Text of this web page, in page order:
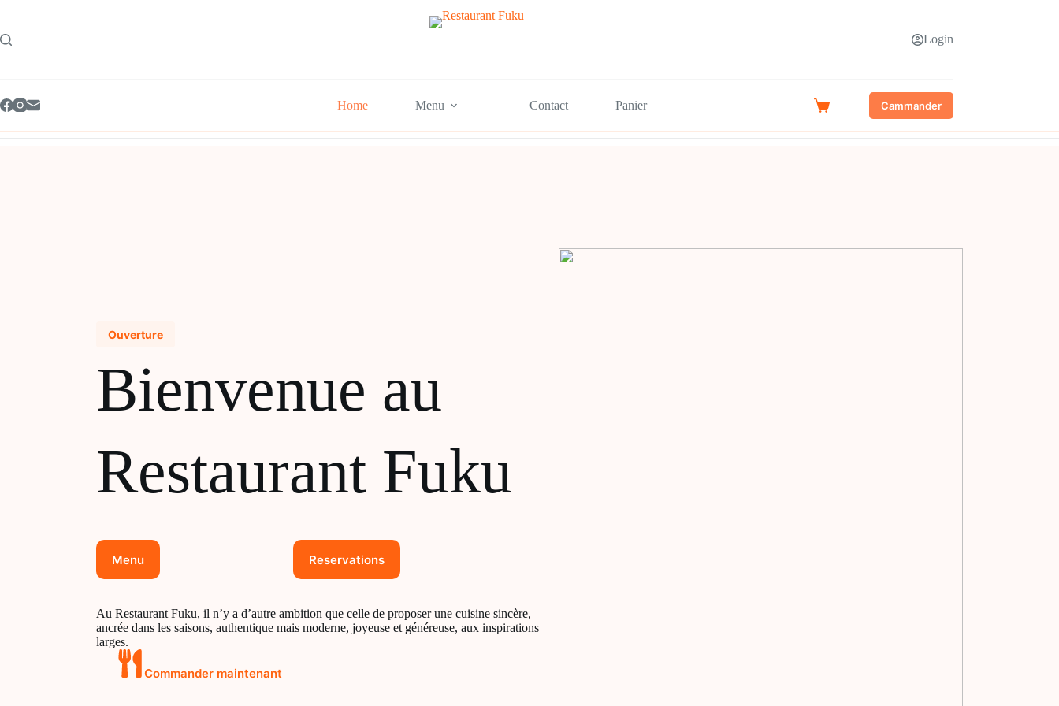
content
Login
Home Menu Contact Panier
Shopping
Cammander
Ouverture
Bienvenue au
Restaurant Fuku
Menu Reservations
Au Restaurant Fuku, il n’y a d’autre ambition que celle de proposer une cuisine sincère,
ancrée dans les saisons, authentique mais moderne, joyeuse et généreuse, aux inspirations
larges.
Commander maintenant